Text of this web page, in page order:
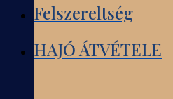
Felszereltség
HAJÓ ÁTVÉTELE